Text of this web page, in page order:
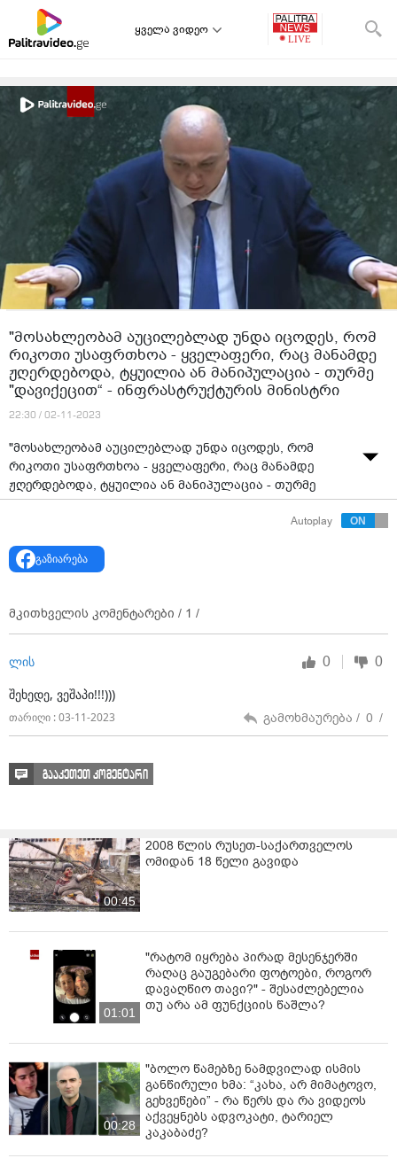
ყველა ვიდეო
"მოსახლეობამ აუცილებლად უნდა იცოდეს, რომ
რიკოთი უსაფრთხოა - ყველაფერი, რაც მანამდე
ჟღერდებოდა, ტყუილია ან მანიპულაცია - თურმე
"დავიქეცით“ - ინფრასტრუქტურის მინისტრი
22:30 / 02-11-2023
"მოსახლეობამ აუცილებლად უნდა იცოდეს, რომ
რიკოთი უსაფრთხოა - ყველაფერი, რაც მანამდე
ჟღერდებოდა, ტყუილია ან მანიპულაცია - თურმე
"დავიქეცით“ - ინფრასტრუქტურის მინისტრი
Autoplay
გაზიარება
მკითხველის კომენტარები / 1 /
ლის 0 0
შეხედე, ვეშაპი!!!)))
თარიღი : 03-11-2023 გამოხმაურება / 0 /
გააკეთეთ კომენტარი
00:45
2008 წლის რუსეთ-საქართველოს
ომიდან 18 წელი გავიდა
01:01
"რატომ იყრება პირად მესენჯერში
რაღაც გაუგებარი ფოტოები, როგორ
დავაღწიო თავი?" - შესაძლებელია
თუ არა ამ ფუნქციის წაშლა?
00:28
"ბოლო წამებზე ნამდვილად ისმის
განწირული ხმა: “კახა, არ მიმატოვო,
გეხვეწები” - რა წერს და რა ვიდეოს
აქვეყნებს ადვოკატი, ტარიელ
კაკაბაძე?